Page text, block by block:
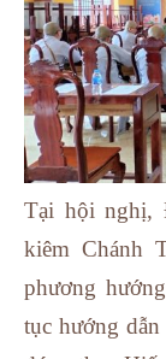
Tại hội nghị,
kiêm Chánh
phương
tục hướng